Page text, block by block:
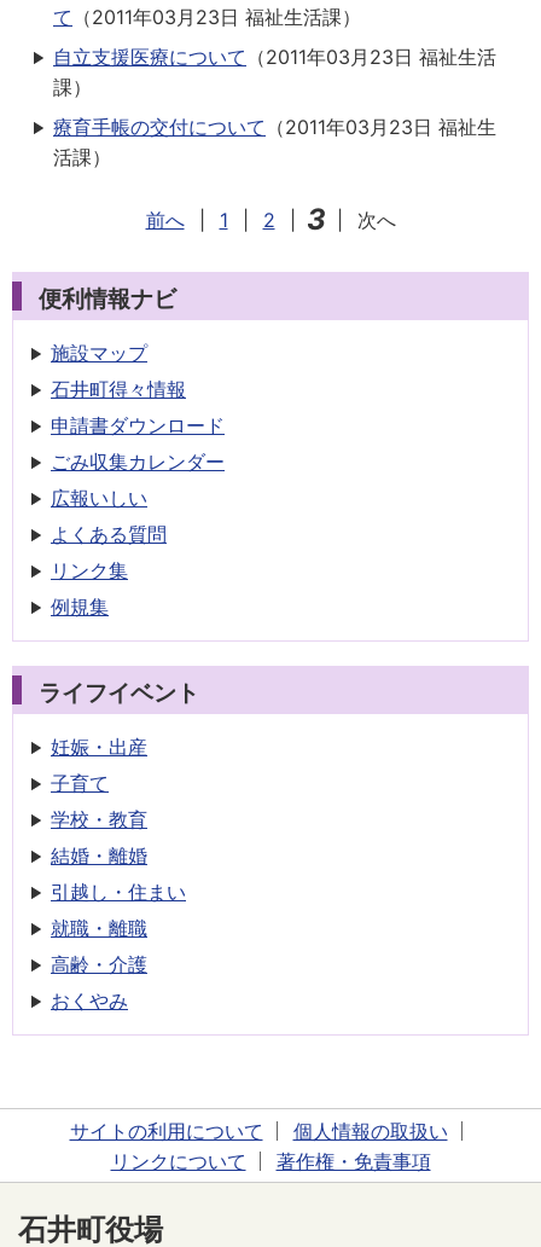
て （2011年03月23日 福祉生活課）
自立支援医療について （2011年03月23日 福祉生活
課）
療育手帳の交付について （2011年03月23日 福祉生
活課）
前へ 1 2 3 次へ
便利情報ナビ
施設マップ
石井町得々情報
申請書ダウンロード
ごみ収集カレンダー
広報いしい
よくある質問
リンク集
例規集
ライフイベント
妊娠・出産
子育て
学校・教育
結婚・離婚
引越し・住まい
就職・離職
高齢・介護
おくやみ
サイトの利用について
個人情報の取扱い
リンクについて
著作権・免責事項
石井町役場